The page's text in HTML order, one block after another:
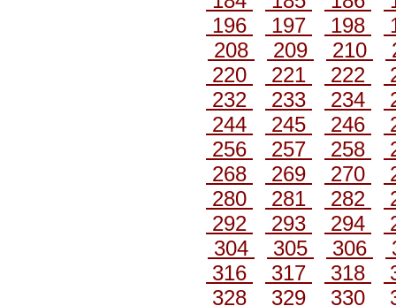
196
197 198
208
209 210
220
221 222
232
233 234
244
245 246
256
257 258
268
269 270
280
281 282
292
293 294
304
305 306
316
317 318
328
329 330